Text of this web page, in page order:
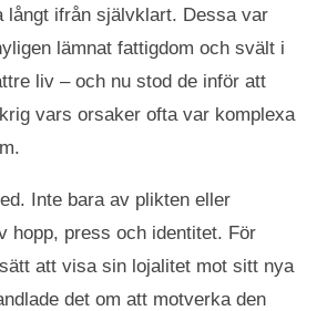
långt ifrån självklart. Dessa var
lämnat fattigdom och svält i
liv – och nu stod de inför att
vars orsaker ofta var komplexa
Inte bara av plikten eller
hopp, press och identitet. För
att visa sin lojalitet mot sitt nya
det om att motverka den